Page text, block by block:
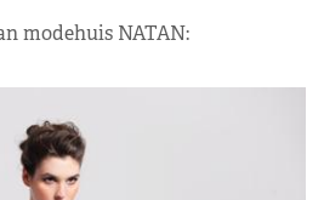
modehuis NATAN: